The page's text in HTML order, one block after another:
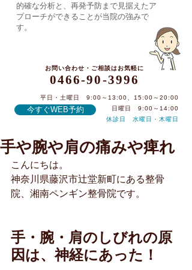
0466-90-3996
お問い合わせ・ご相談はお気軽に
的確な分析と、再発予防まで見据えたア
プローチができることが当院の強みで
す。
平日・土曜日 9:00～13:00、15:00～20:00
日曜日 9:00～14:00
休診日 水曜日・木曜日
今すぐWEB予約
0466-90-3996
手や腕や肩の痛みや痺れ
こんにちは。
神奈川県藤沢市辻堂新町にある整骨
院、湘南ペンギン整骨院です。
手・腕・肩のしびれの原
因は、神経にあった！